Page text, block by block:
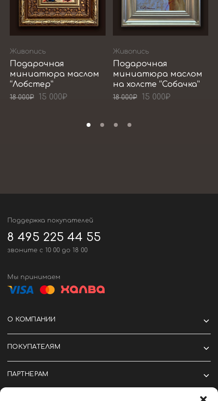
Живопись
Подарочная
миниатюра маслом
“Лобстер”
18 000₽ 15 000₽
Живопись
Подарочная
миниатюра маслом
на холсте “Собачка”
18 000₽ 15 000₽
Поддержка покупателей
8 495 225 44 55
звоните c 10 00 до 18 00
Мы принимаем
О КОМПАНИИ
ПОКУПАТЕЛЯМ
ПАРТНЕРАМ